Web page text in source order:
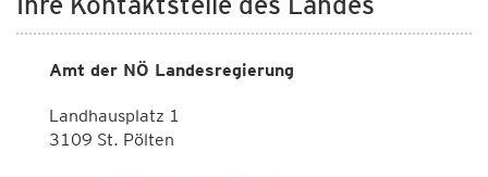
Amt der NÖ Landesregierung
Landhausplatz 1
3109 St. Pölten